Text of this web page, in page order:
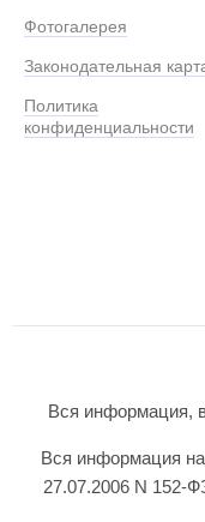
Фотогалерея
Законодательная
Политика
конфиденциальности
Вся информация,
Вся информация
27.07.2006 N 152-